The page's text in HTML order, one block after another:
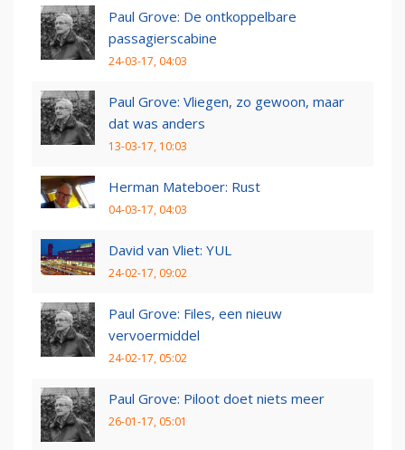
Paul Grove: De ontkoppelbare
passagierscabine
24-03-17, 04:03
Paul Grove: Vliegen, zo gewoon, maar
dat was anders
13-03-17, 10:03
Herman Mateboer: Rust
04-03-17, 04:03
David van Vliet: YUL
24-02-17, 09:02
Paul Grove: Files, een nieuw
vervoermiddel
24-02-17, 05:02
Paul Grove: Piloot doet niets meer
26-01-17, 05:01